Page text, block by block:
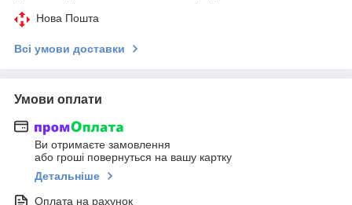
Нова Пошта
Всі умови доставки
Умови оплати
Ви отримаєте замовлення
або гроші повернуться на вашу картку
Детальніше
Оплата на рахунок